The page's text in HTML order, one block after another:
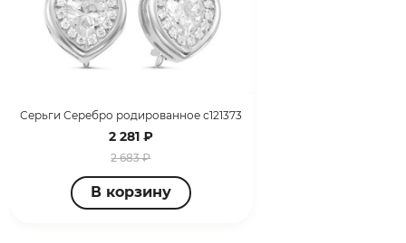
Серьги Серебро родированное с121373
2 281 ₽
2 683 ₽
В корзину